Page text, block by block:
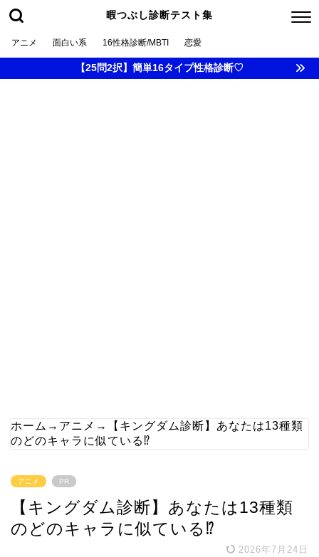
暇つぶし診断テスト集
アニメ 面白い系 16性格診断/MBTI 恋愛
【25問2択】簡単16タイプ性格診断♡
ホーム → アニメ →
【キングダム診断】あなたは13種類
のどのキャラに似ている⁉
アニメ PR
【キングダム診断】あなたは13種類
のどのキャラに似ている⁉
2026年7月24日